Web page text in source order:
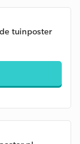
tuinposter